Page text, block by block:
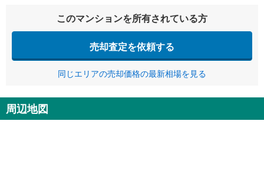
このマンションを所有されている方
売却査定を依頼する
同じエリアの売却価格の最新相場を見る
周辺地図